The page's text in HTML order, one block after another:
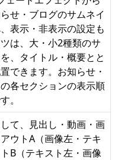
せ・ブログのサムネイ
表示・非表示の設定も
は、大・小2種類のサ
、タイトル・概要とと
できます。お知らせ・
各セクションの表示順
。
て、見出し・動画・画
ウトA（画像左・テキ
B（テキスト左・画像